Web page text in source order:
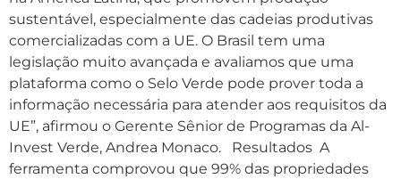
sustentável, especialmente das cadeias produtivas
comercializadas com a UE. O Brasil tem uma
legislação muito avançada e avaliamos que uma
plataforma como o Selo Verde pode prover toda a
informação necessária para atender aos requisitos da
UE”, afirmou o Gerente Sênior de Programas da Al-
Invest Verde, Andrea Monaco. Resultados A
ferramenta comprovou que 99% das propriedades